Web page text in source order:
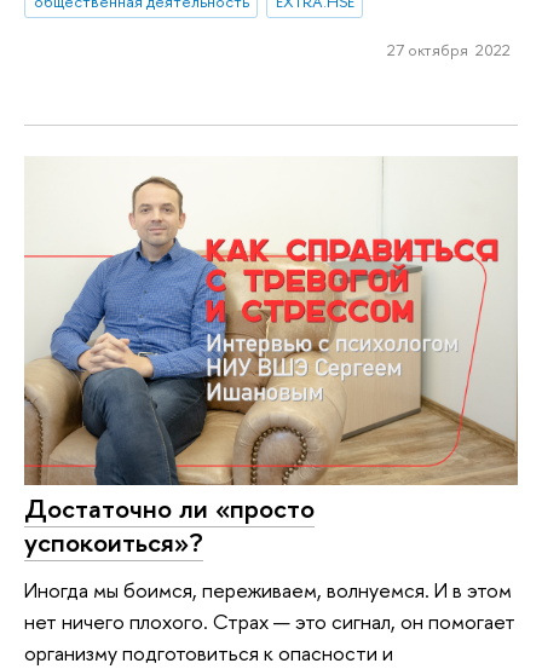
27 октября 2022
Достаточно ли «просто
успокоиться»?
Иногда мы боимся, переживаем, волнуемся. И в этом
нет ничего плохого. Страх — это сигнал, он помогает
организму подготовиться к опасности и